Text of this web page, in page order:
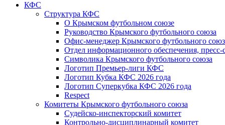
КФС
Структура КФС
О Крымском футбольном союзе
Руководство Крымского футбольного союза
Офис-менеджер Крымского футбольного
Отдел информационного обеспечения, пресс-
Символика Крымского футбольного союза
Логотип Премьер-лиги КФС
Логотип Кубка КФС 2026 года
Логотип Суперкубка КФС 2026 года
Respect
Комитеты Крымского футбольного союза
Судейско-инспекторский комитет
Контрольно-дисциплинарный комитет